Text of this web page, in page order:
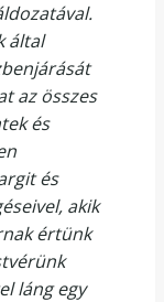
által
az összes
és
és
akik
értünk
láng egy